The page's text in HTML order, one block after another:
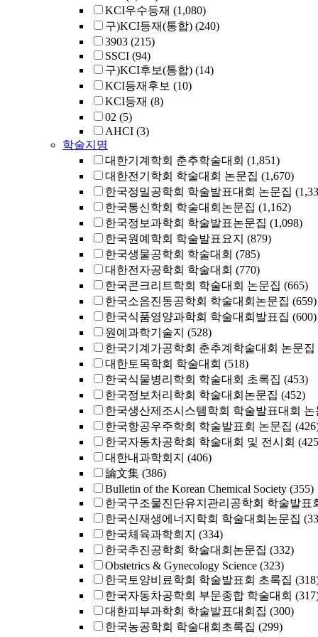
KCI우수등재 (1,080)
구)KCI등재(통합) (240)
3903 (215)
SSCI (94)
구)KCI후보(통합) (14)
KCI등재후보 (10)
KCI등재 (8)
02 (5)
AHCI (3)
학술지명
대한기계학회 춘추학술대회 (1,851)
대한전기학회 학술대회 논문집 (1,670)
한국정밀공학회 학술발표대회 논문집
한국통신학회 학술대회논문집 (1,162)
한국정보과학회 학술발표논문집 (1,098)
한국원예학회 학술발표요지 (879)
한국생물공학회 학술대회 (785)
대한전자공학회 학술대회 (770)
한국콘크리트학회 학술대회 논문집 (665)
한국소음진동공학회 학술대회논문집 (659)
한국식품영양과학회 학술대회발표집 (600)
원예과학기술지 (528)
한국기계가공학회 춘추계학술대회 논문집
대한토목학회 학술대회 (518)
한국식물병리학회 학술대회 초록집 (453)
한국정보처리학회 학술대회논문집 (452)
한국생산제조시스템학회 학술발표대회 논
한국항공우주학회 학술발표회 논문집
한국자동차공학회 학술대회 및 전시회
대한내과학회지 (406)
論文集 (386)
Bulletin of the Korean Chemical Society (355)
한국구조물진단유지관리공학회 학술발표
한국신재생에너지학회 학술대회논문집
한국체육과학회지 (334)
한국추진공학회 학술대회논문집 (332)
Obstetrics & Gynecology Science (323)
한국토양비료학회 학술발표회 초록집
한국자동차공학회 부문종합 학술대회
대한피부과학회 학술발표대회집 (300)
한국농공학회 학술대회초록집 (299)